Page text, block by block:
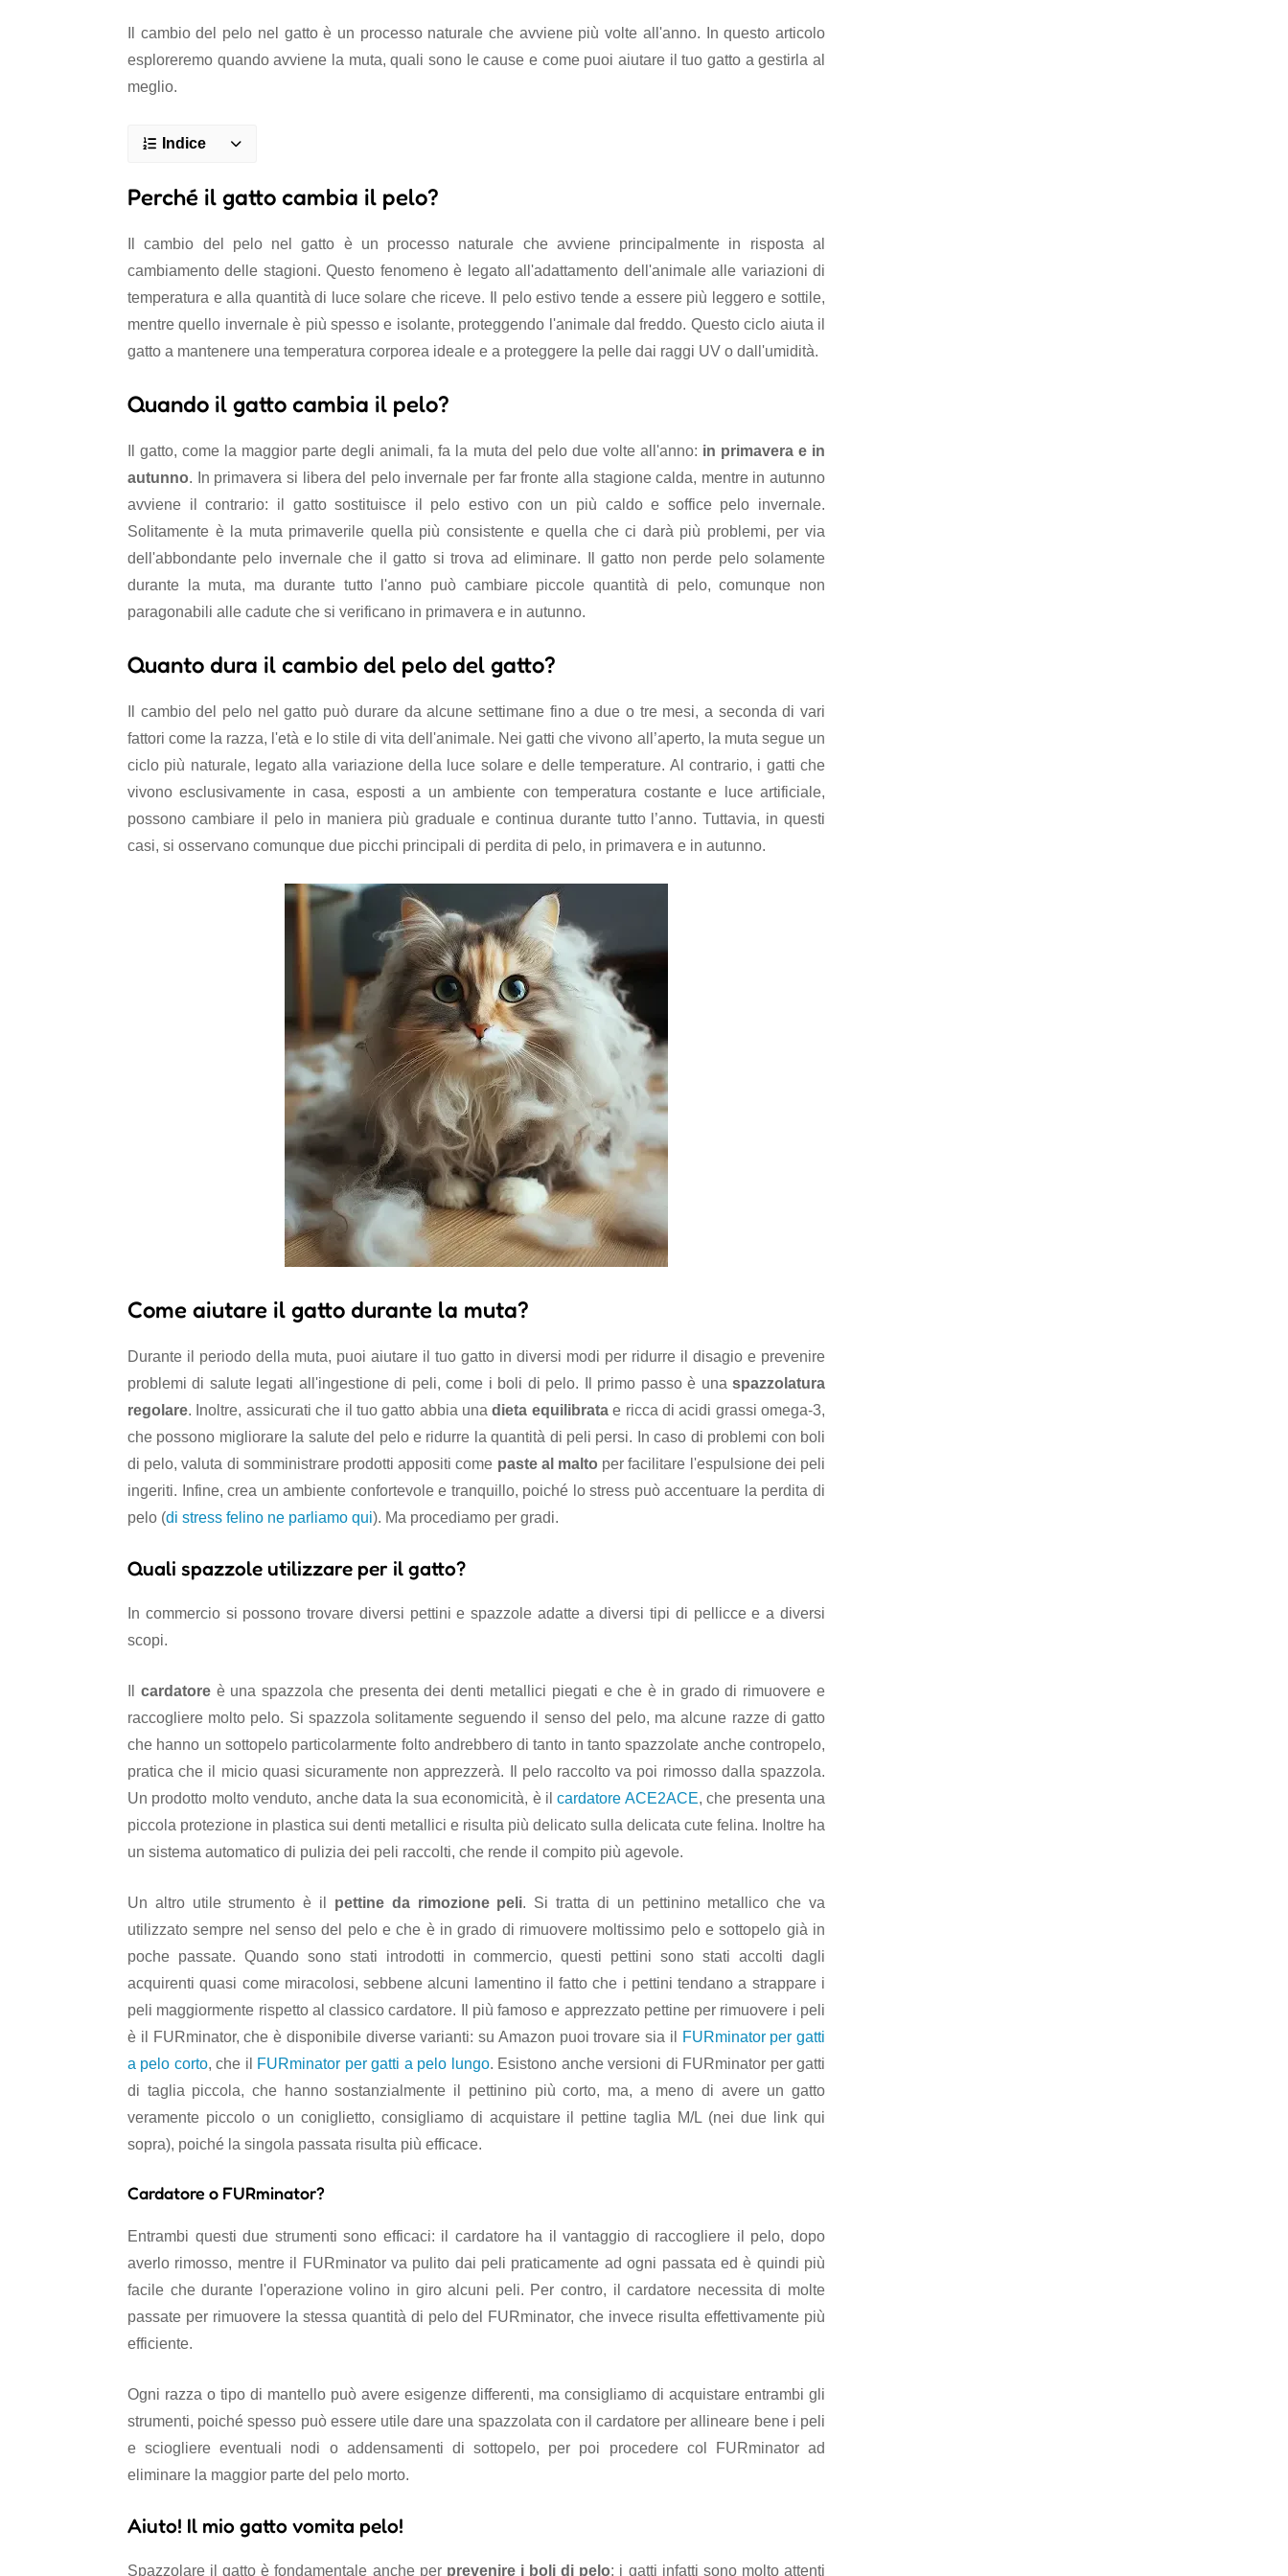
Il cambio del pelo nel gatto è un processo naturale che avviene più volte all'anno. In questo articolo
esploreremo quando avviene la muta, quali sono le cause e come puoi aiutare il tuo gatto a gestirla al
meglio.
Indice
Perché il gatto cambia il pelo?
Il cambio del pelo nel gatto è un processo naturale che avviene principalmente in risposta al
cambiamento delle stagioni. Questo fenomeno è legato all'adattamento dell'animale alle variazioni di
temperatura e alla quantità di luce solare che riceve. Il pelo estivo tende a essere più leggero e sottile,
mentre quello invernale è più spesso e isolante, proteggendo l'animale dal freddo. Questo ciclo aiuta il
gatto a mantenere una temperatura corporea ideale e a proteggere la pelle dai raggi UV o dall'umidità.
Quando il gatto cambia il pelo?
Il gatto, come la maggior parte degli animali, fa la muta del pelo due volte all'anno: in primavera e in
autunno. In primavera si libera del pelo invernale per far fronte alla stagione calda, mentre in autunno
avviene il contrario: il gatto sostituisce il pelo estivo con un più caldo e soffice pelo invernale.
Solitamente è la muta primaverile quella più consistente e quella che ci darà più problemi, per via
dell'abbondante pelo invernale che il gatto si trova ad eliminare. Il gatto non perde pelo solamente
durante la muta, ma durante tutto l'anno può cambiare piccole quantità di pelo, comunque non
paragonabili alle cadute che si verificano in primavera e in autunno.
Quanto dura il cambio del pelo del gatto?
Il cambio del pelo nel gatto può durare da alcune settimane fino a due o tre mesi, a seconda di vari
fattori come la razza, l'età e lo stile di vita dell'animale. Nei gatti che vivono all’aperto, la muta segue un
ciclo più naturale, legato alla variazione della luce solare e delle temperature. Al contrario, i gatti che
vivono esclusivamente in casa, esposti a un ambiente con temperatura costante e luce artificiale,
possono cambiare il pelo in maniera più graduale e continua durante tutto l’anno. Tuttavia, in questi
casi, si osservano comunque due picchi principali di perdita di pelo, in primavera e in autunno.
Come aiutare il gatto durante la muta?
Durante il periodo della muta, puoi aiutare il tuo gatto in diversi modi per ridurre il disagio e prevenire
problemi di salute legati all'ingestione di peli, come i boli di pelo. Il primo passo è una spazzolatura
regolare. Inoltre, assicurati che il tuo gatto abbia unadieta equilibratae ricca di acidi grassi omega-3,
che possono migliorare la salute del pelo e ridurre la quantità di peli persi. In caso di problemi con boli
di pelo, valuta di somministrare prodotti appositi come paste al malto per facilitare l'espulsione dei peli
ingeriti. Infine, crea un ambiente confortevole e tranquillo, poiché lo stress può accentuare la perdita di
pelo (di stress felino ne parliamo qui). Ma procediamo per gradi.
Quali spazzole utilizzare per il gatto?
In commercio si possono trovare diversi pettini e spazzole adatte a diversi tipi di pellicce e a diversi
scopi.
cardatore è una spazzola che presenta dei denti metallici piegati e che è in grado di rimuovere e
raccogliere molto pelo. Si spazzola solitamente seguendo il senso del pelo, ma alcune razze di gatto
che hanno un sottopelo particolarmente folto andrebbero di tanto in tanto spazzolate anche contropelo,
pratica che il micio quasi sicuramente non apprezzerà. Il pelo raccolto va poi rimosso dalla spazzola.
Un prodotto molto venduto, anche data la sua economicità, è ilcardatore ACE2ACE, che presenta una
piccola protezione in plastica sui denti metallici e risulta più delicato sulla delicata cute felina. Inoltre ha
un sistema automatico di pulizia dei peli raccolti, che rende il compito più agevole.
Un altro utile strumento è il pettine da rimozione peli. Si tratta di un pettinino metallico che va
utilizzato sempre nel senso del pelo e che è in grado di rimuovere moltissimo pelo e sottopelo già in
poche passate. Quando sono stati introdotti in commercio, questi pettini sono stati accolti dagli
acquirenti quasi come miracolosi, sebbene alcuni lamentino il fatto che i pettini tendano a strappare i
peli maggiormente rispetto al classico cardatore. Il più famoso e apprezzato pettine per rimuovere i peli
è il FURminator, che è disponibile diverse varianti: su Amazon puoi trovare sia il
FURminator per gatti
a pelo corto, che il FURminator per gatti a pelo lungo. Esistono anche versioni di FURminator per gatti
di taglia piccola, che hanno sostanzialmente il pettinino più corto, ma, a meno di avere un gatto
veramente piccolo o un coniglietto, consigliamo di acquistare il pettine taglia M/L (nei due link qui
sopra), poiché la singola passata risulta più efficace.
Cardatore o FURminator?
Entrambi questi due strumenti sono efficaci: il cardatore ha il vantaggio di raccogliere il pelo, dopo
averlo rimosso, mentre il FURminator va pulito dai peli praticamente ad ogni passata ed è quindi più
facile che durante l'operazione volino in giro alcuni peli. Per contro, il cardatore necessita di molte
passate per rimuovere la stessa quantità di pelo del FURminator, che invece risulta effettivamente più
efficiente.
Ogni razza o tipo di mantello può avere esigenze differenti, ma consigliamo di acquistare entrambi gli
strumenti, poiché spesso può essere utile dare una spazzolata con il cardatore per allineare bene i peli
e sciogliere eventuali nodi o addensamenti di sottopelo, per poi procedere col FURminator ad
eliminare la maggior parte del pelo morto.
Aiuto! Il mio gatto vomita pelo!
Spazzolare il gatto è fondamentale anche per prevenire i boli di pelo: i gatti infatti sono molto attenti